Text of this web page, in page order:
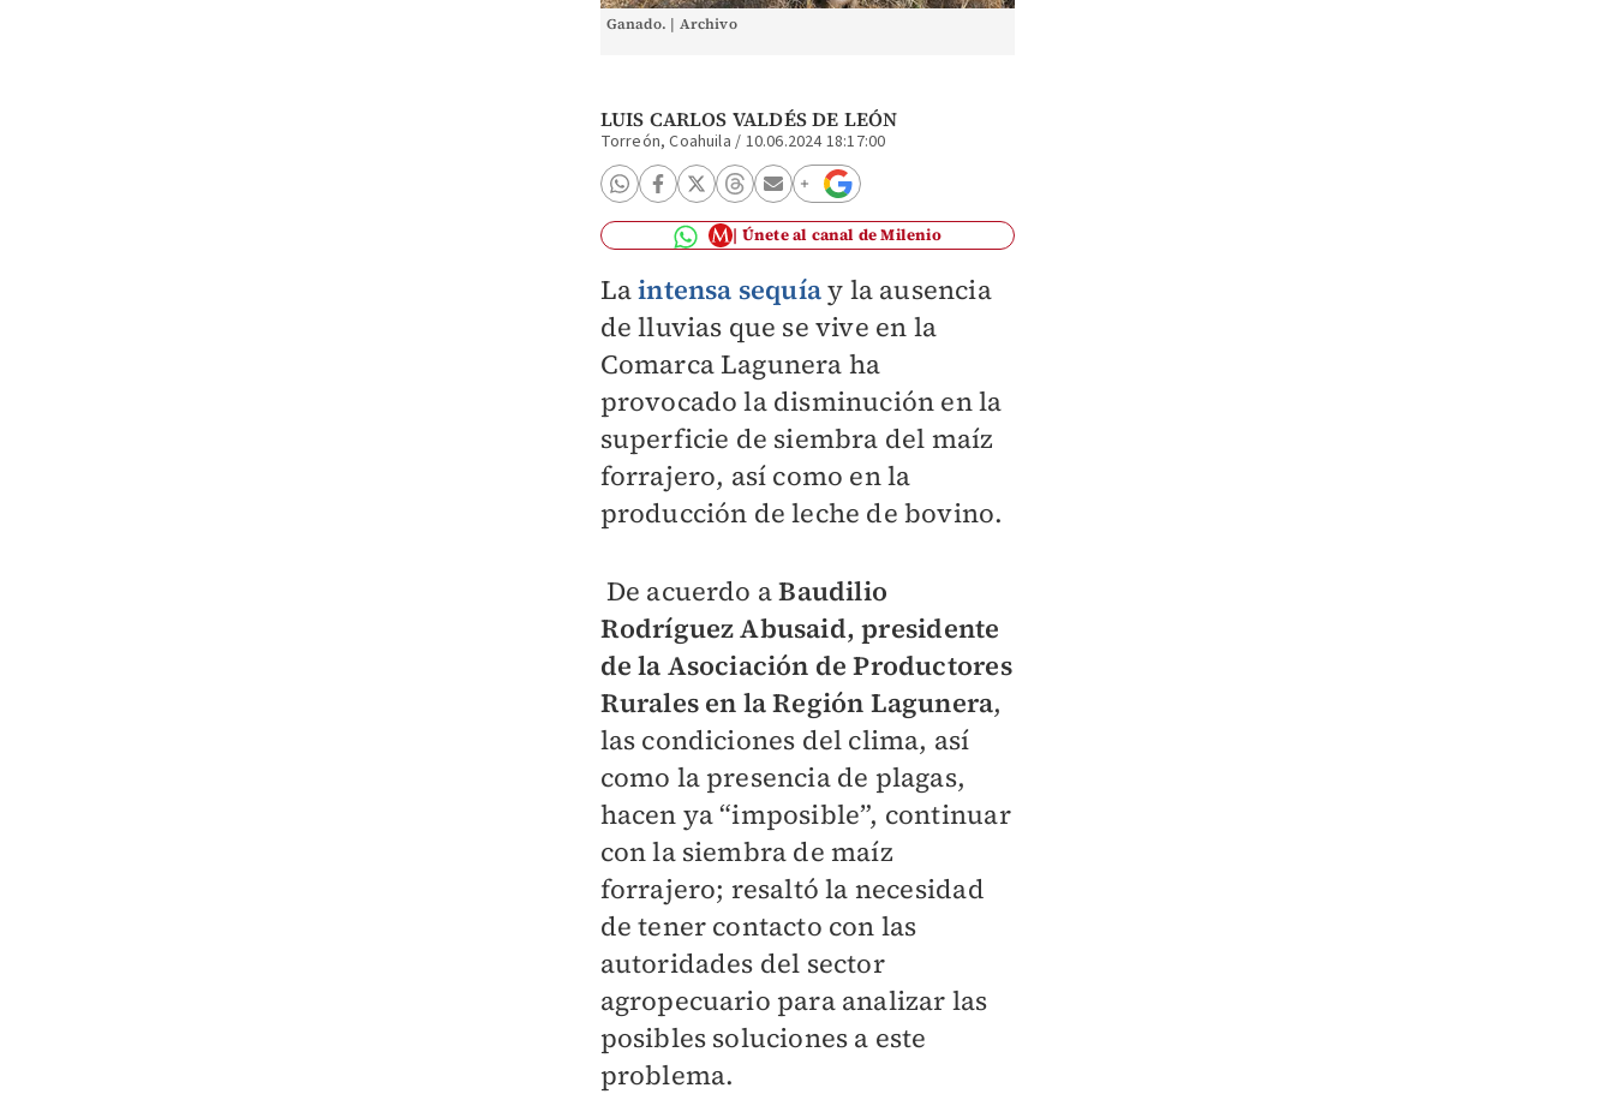
Ganado. | Archivo
LUIS CARLOS VALDÉS DE LEÓN
Torreón, Coahuila / 10.06.2024 18:17:00
Únete al canal de Milenio
Laintensa sequíay la ausencia
de lluvias que se vive en la
Comarca Lagunera ha
provocado la disminución en la
superficie de siembra del maíz
forrajero, así como en la
producción de leche de bovino.
De acuerdo aBaudilio
Rodríguez Abusaid, presidente
de la Asociación de Productores
Rurales en la Región Lagunera,
las condiciones del clima, así
como la presencia de plagas,
hacen ya “imposible”, continuar
con la siembra de maíz
forrajero; resaltó la necesidad
de tener contacto con las
autoridades del sector
agropecuario para analizar las
posibles soluciones a este
problema.